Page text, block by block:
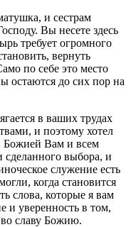
и сестрам
Вы несете здесь
требует огромного
вернуть
по себе это место
остаются до сих пор на
в ваших трудах
и поэтому хотел
Божией Вам и всем
сделанного выбора, и
служение есть
когда становится
слова, которые я вам
и уверенность в том,
славу Божию.